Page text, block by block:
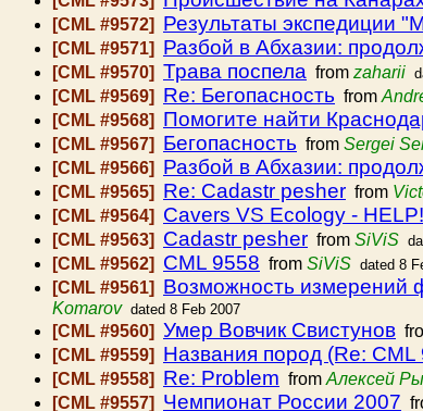
[CML #9572] Результаты экспедиции
[CML #9571] Разбой в Абхазии:
[CML #9570] Трава поспела from zaharii
[CML #9569] Re: Бегопасность from
[CML #9568] Помогите найти
[CML #9567] Бегопасность from Sergei
[CML #9566] Разбой в Абхазии:
[CML #9565] Re: Cadastr pesher from
[CML #9564] Cavers VS Ecology -
[CML #9563] Cadastr pesher from SiViS
[CML #9562] CML 9558 from SiViS dated 8
[CML #9561] Возможность измерений
Komarov dated 8 Feb 2007
[CML #9560] Умер Вовчик Свистунов
[CML #9559] Названия пород (Re: CML
[CML #9558] Re: Problem from Алексей
[CML #9557] Чемпионат России 2007